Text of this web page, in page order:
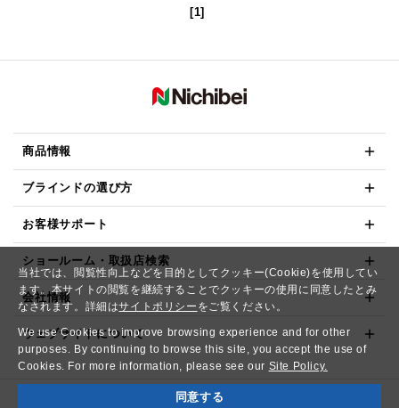
当社では、閲覧性向上などを目的としてクッキー(Cookie)を使用してい
ます。本サイトの閲覧を継続することでクッキーの使用に同意したとみ
なされます。詳細はサイトポリシー をご覧ください。
We use Cookies to improve browsing experience and for other
purposes. By continuing to browse this site, you accept the use of
Cookies. For more information, please see our Site Policy.
同意する
[1]
商品情報
ブラインドの選び方
お客様サポート
ショールーム・取扱店検索
会社情報
ウェブサイトについて
Copyright© NICHIBEI CO.,LTD. All Rights Reserved.